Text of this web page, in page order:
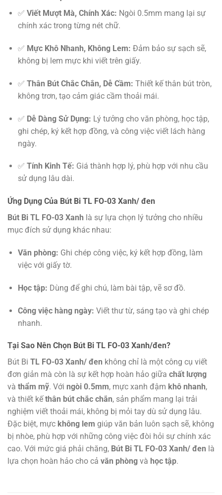
✅ Viết Mượt Mà, Chính Xác: Ngòi 0.5mm mang lại sự
chính xác trong từng nét chữ.
✅ Mực Khô Nhanh, Không Lem: Đảm bảo sự sạch sẽ,
không bị lem mực khi viết trên giấy.
✅ Thân Bút Chắc Chắn, Dễ Cầm: Thiết kế thân bút tròn,
không trơn, tạo cảm giác cầm thoải mái.
✅ Dễ Dàng Sử Dụng: Lý tưởng cho văn phòng, học tập,
ghi chép, ký kết hợp đồng, và công việc viết lách hàng
ngày.
✅ Tính Kinh Tế: Giá thành hợp lý, phù hợp với nhu cầu
sử dụng lâu dài.
Ứng Dụng Của Bút Bi TL FO-03 Xanh/ đen
Bút Bi TL FO-03 Xanh là sự lựa chọn lý tưởng cho nhiều
mục đích sử dụng khác nhau:
Văn phòng: Ghi chép công việc, ký kết hợp đồng, làm
việc với giấy tờ.
Học tập: Dùng để ghi chú, làm bài tập, vẽ sơ đồ.
Công việc hàng ngày: Viết thư từ, sáng tạo và ghi chép
nhanh.
Tại Sao Nên Chọn Bút Bi TL FO-03 Xanh/đen?
Bút Bi TL FO-03 Xanh/ đen không chỉ là một công cụ viết
đơn giản mà còn là sự kết hợp hoàn hảo giữa chất lượng
và thẩm mỹ. Với ngòi 0.5mm, mực xanh đậm khô nhanh,
và thiết kếthân bút chắc chắn, sản phẩm mang lại trải
nghiệm viết thoải mái, không bị mỏi tay dù sử dụng lâu.
Đặc biệt, mực không lem giúp văn bản luôn sạch sẽ, không
bị nhòe, phù hợp với những công việc đòi hỏi sự chính xác
cao. Với mức giá phải chăng, Bút Bi TL FO-03 Xanh/ đen là
lựa chọn hoàn hảo cho cả văn phòng và học tập.